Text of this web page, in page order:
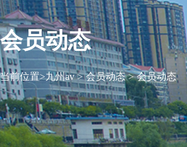
会员动态
当前位置>九州av>会员动态>会员动态